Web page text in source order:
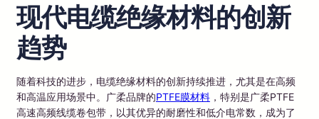
现代电缆绝缘材料的创新
趋势
随着科技的进步，电缆绝缘材料的创新持续推进，尤其是在高频
和高温应用场景中。广柔品牌的PTFE膜材料 ，特别是广柔PTFE
高速高频线缆卷包带，以其优异的耐磨性和低介电常数，成为了